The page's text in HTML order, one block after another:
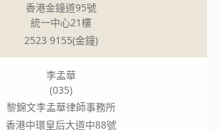
香港金鐘道95號
統一中心21樓
2523 9155(金鐘)
李孟華
(035)
黎錦文李孟華律師事務所
香港中環皇后大道中88號